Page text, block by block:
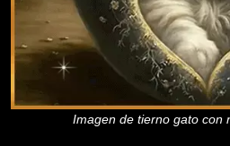
Imagen de tierno gato con